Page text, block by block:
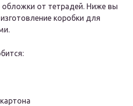
от тетрадей. Ниже вы
коробки для